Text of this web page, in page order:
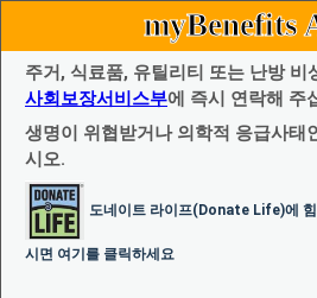
myBenefits
주거, 식료품, 유틸리티 또는 난방 비
사회보장서비스부에 즉시 연락해 주
생명이 위협받거나 의학적 응급사태
시오.
도네이트 라이프(Donate Life)에
시면 여기를 클릭하세요